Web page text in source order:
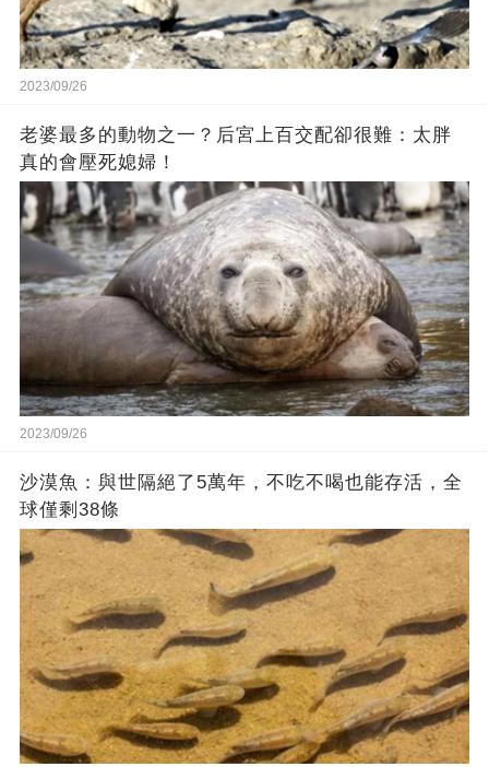
2023/09/26
老婆最多的動物之一？后宮上百交配卻很難：太胖
真的會壓死媳婦！
2023/09/26
沙漠魚：與世隔絕了5萬年，不吃不喝也能存活，全
球僅剩38條